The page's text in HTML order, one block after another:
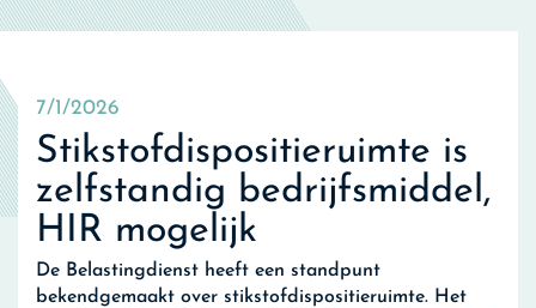
7/1/2026
Stikstofdispositieruimte is
zelfstandig bedrijfsmiddel,
HIR mogelijk
De Belastingdienst heeft een standpunt
bekendgemaakt over stikstofdispositieruimte. Het